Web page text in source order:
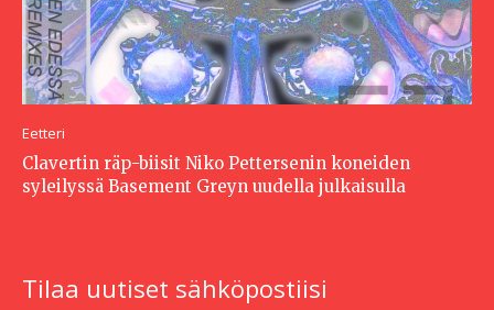
Eetteri
Clavertin räp-biisit Niko Pettersenin koneiden
syleilyssä Basement Greyn uudella julkaisulla
Tilaa uutiset sähköpostiisi